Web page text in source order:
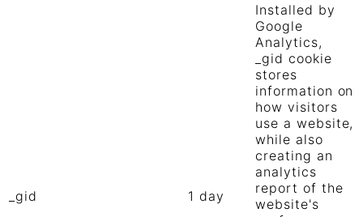
_gid 1 day
Installed by
Google
Analytics,
_gid cookie
stores
information on
how visitors
use a website,
while also
creating an
analytics
report of the
website's